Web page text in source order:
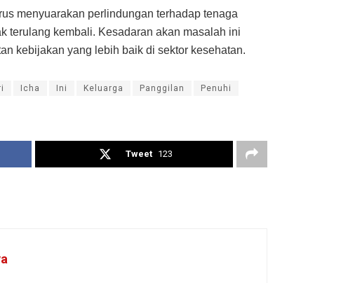
menyuarakan perlindungan terhadap tenaga
terulang kembali. Kesadaran akan masalah ini
kebijakan yang lebih baik di sektor kesehatan.
Icha Ini Keluarga Panggilan Penuhi
Tweet 123